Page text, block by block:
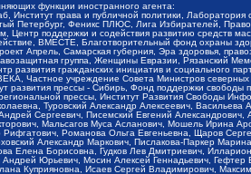
функции иностранного агента:
Институт права и публичной политики,
Петербург, Феникс ПЛЮС, Лига Избирателей,
Центр поддержки и содействия развитию средств
ВМЕСТЕ, Благотворительный фонд охраны
Апрель, Самарская губерния, Эра здоровья,
группа, Женщины Евразии, Рязанский
развития гражданских инициатив и социального
учреждение Совета Министров северных
развития прессы - Сибирь, Фонд поддержки
прессы, Институт Развития Свободы
Туровский Александр Алексеевич,
Сергеевич, Писемский Евгений
Мальсагов Муса Асланович, Мошель Ирина
Романова Ольга Евгеньевна, Щаров
Александр Маркович, Пислакова-Паркер
Елена Борисовна, Гудков Лев Дмитриевич,
Юрьевич, Мосин Алексей Геннадьевич,
Куприяновна, Исаев Сергей Владимирович,